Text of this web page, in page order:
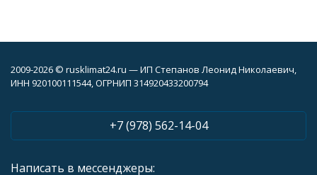
2009-2026 © rusklimat24.ru — ИП Степанов Леонид Николаевич,
ИНН 920100111544, ОГРНИП 314920433200794
+7 (978) 562-14-04
Написать в мессенджеры: